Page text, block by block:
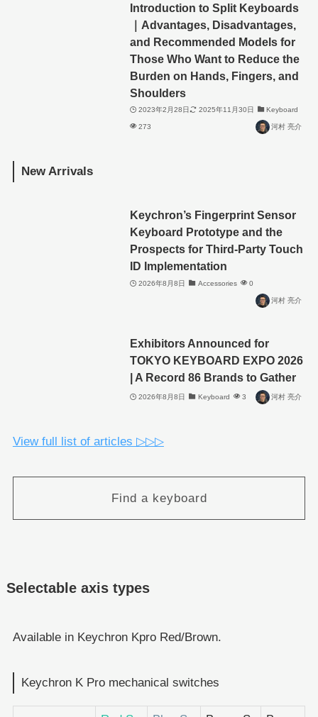
Introduction to Split Keyboards
｜Advantages, Disadvantages,
and Recommended Models for
Those Who Want to Reduce the
Burden on Hands, Fingers, and
Shoulders
2023年2月28日 2025年11月30日 Keyboard
273 河村 亮介
New Arrivals
Keychron’s Fingerprint Sensor
Keyboard Prototype and the
Prospects for Third-Party Touch
ID Implementation
2026年8月8日 Accessories 0
河村 亮介
Exhibitors Announced for
TOKYO KEYBOARD EXPO 2026
| A Record 86 Brands to Gather
2026年8月8日 Keyboard 3 河村 亮介
View full list of articles ▷▷▷
Find a keyboard
Selectable axis types
Available in Keychron Kpro Red/Brown.
Keychron K Pro mechanical switches